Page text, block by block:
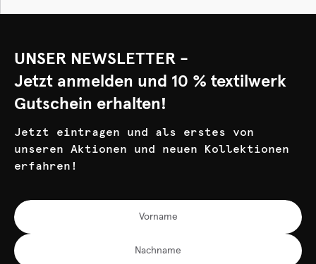
UNSER NEWSLETTER -
Jetzt anmelden und 10 % textilwerk
Gutschein erhalten!
Jetzt eintragen und als erstes von
unseren Aktionen und neuen Kollektionen
erfahren!